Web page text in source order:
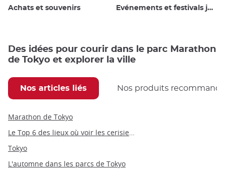
Achats et souvenirs Evénements et festivals japonais
Des idées pour courir dans le parc Marathon
de Tokyo et explorer la ville
Nos articles liés Nos produits
Marathon de Tokyo
Tokyo
L'automne dans les parcs de Tokyo